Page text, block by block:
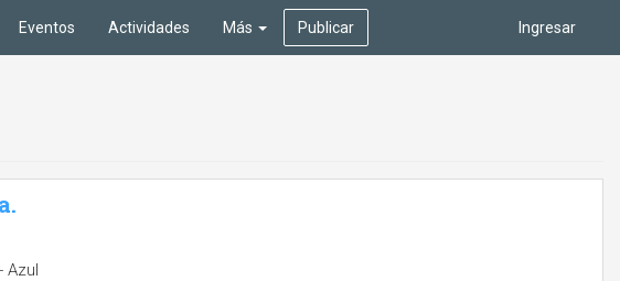
Ingresar
Eventos Actividades Más Publicar
Azul